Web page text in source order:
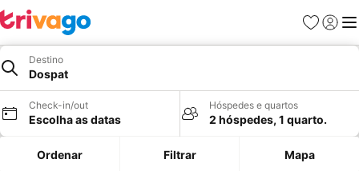
Favoritos
Iniciar
Destino
Dospat
Check-in/out
Escolha as datas
Hóspedes e quartos
2 hóspedes, 1 quarto.
Ordenar Filtrar Mapa